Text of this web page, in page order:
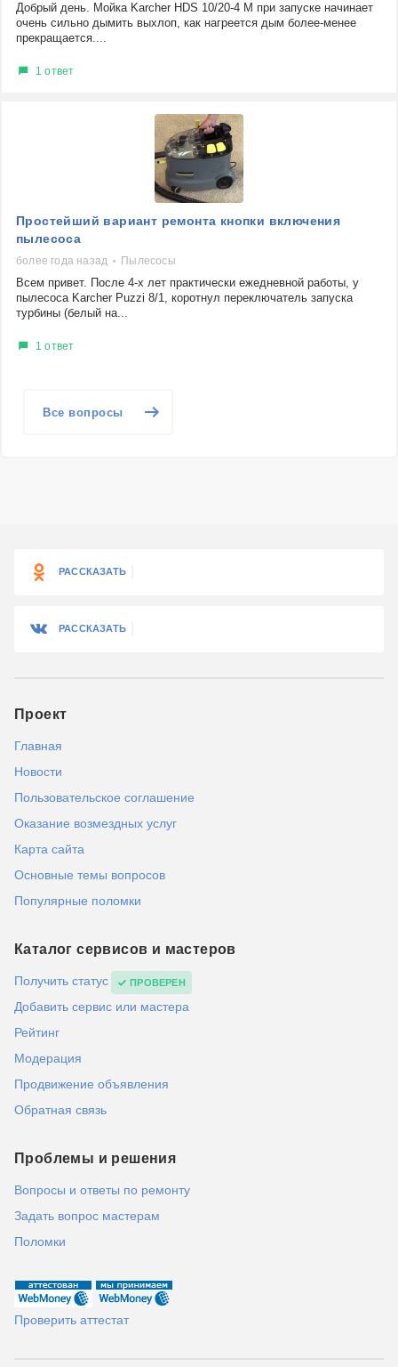
Добрый день. Мойка Karcher HDS 10/20-4 M при запуске начинает
очень сильно дымить выхлоп, как нагреется дым более-менее
прекращается....
1 ответ
Простейший вариант ремонта кнопки включения
пылесоса
более года назад Пылесосы
Всем привет. После 4-х лет практически ежедневной работы, у
пылесоса Karcher Puzzi 8/1, коротнул переключатель запуска
турбины (белый на...
1 ответ
Все вопросы
РАССКАЗАТЬ
РАССКАЗАТЬ
Проект
Главная
Новости
Пользовательское соглашение
Оказание возмездных услуг
Карта сайта
Основные темы вопросов
Популярные поломки
Каталог сервисов и мастеров
Получить статус ПРОВЕРЕН
Добавить сервис или мастера
Рейтинг
Модерация
Продвижение объявления
Обратная связь
Проблемы и решения
Вопросы и ответы по ремонту
Задать вопрос мастерам
Поломки
Проверить аттестат